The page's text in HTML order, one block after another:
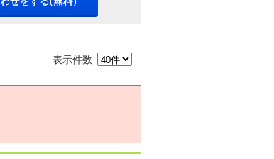
表示件数